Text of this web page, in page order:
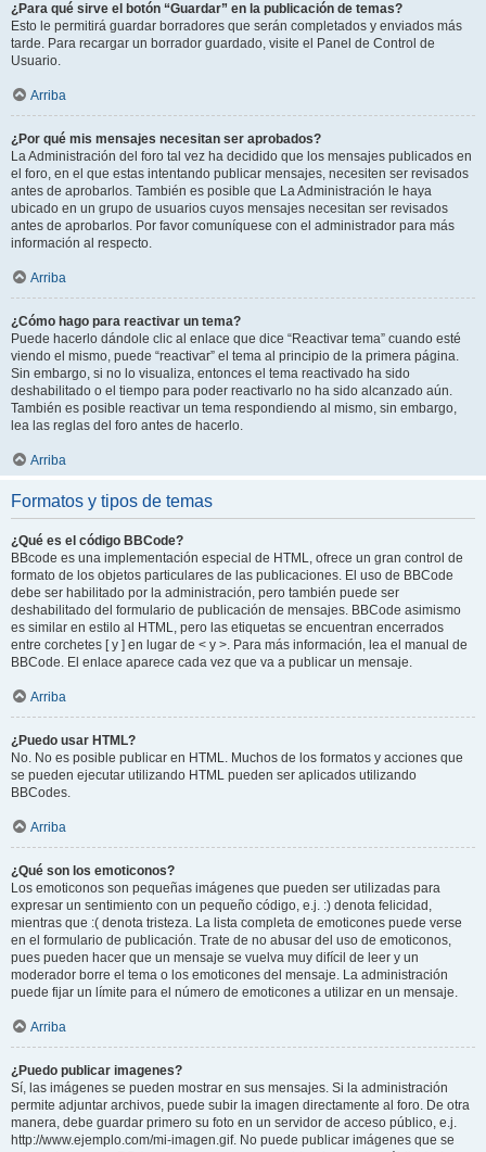
¿Para qué sirve el botón “Guardar” en la publicación de temas?
Esto le permitirá guardar borradores que serán completados y enviados más
tarde. Para recargar un borrador guardado, visite el Panel de Control de
Usuario.
Arriba
¿Por qué mis mensajes necesitan ser aprobados?
La Administración del foro tal vez ha decidido que los mensajes publicados en
el foro, en el que estas intentando publicar mensajes, necesiten ser revisados
antes de aprobarlos. También es posible que La Administración le haya
ubicado en un grupo de usuarios cuyos mensajes necesitan ser revisados
antes de aprobarlos. Por favor comuníquese con el administrador para más
información al respecto.
Arriba
¿Cómo hago para reactivar un tema?
Puede hacerlo dándole clic al enlace que dice “Reactivar tema” cuando esté
viendo el mismo, puede “reactivar” el tema al principio de la primera página.
Sin embargo, si no lo visualiza, entonces el tema reactivado ha sido
deshabilitado o el tiempo para poder reactivarlo no ha sido alcanzado aún.
También es posible reactivar un tema respondiendo al mismo, sin embargo,
lea las reglas del foro antes de hacerlo.
Arriba
Formatos y tipos de temas
¿Qué es el código BBCode?
BBcode es una implementación especial de HTML, ofrece un gran control de
formato de los objetos particulares de las publicaciones. El uso de BBCode
debe ser habilitado por la administración, pero también puede ser
deshabilitado del formulario de publicación de mensajes. BBCode asimismo
es similar en estilo al HTML, pero las etiquetas se encuentran encerrados
entre corchetes [ y ] en lugar de < y >. Para más información, lea el manual de
BBCode. El enlace aparece cada vez que va a publicar un mensaje.
Arriba
¿Puedo usar HTML?
No. No es posible publicar en HTML. Muchos de los formatos y acciones que
se pueden ejecutar utilizando HTML pueden ser aplicados utilizando
BBCodes.
Arriba
¿Qué son los emoticonos?
Los emoticonos son pequeñas imágenes que pueden ser utilizadas para
expresar un sentimiento con un pequeño código, e.j. :) denota felicidad,
mientras que :( denota tristeza. La lista completa de emoticones puede verse
en el formulario de publicación. Trate de no abusar del uso de emoticonos,
pues pueden hacer que un mensaje se vuelva muy difícil de leer y un
moderador borre el tema o los emoticones del mensaje. La administración
puede fijar un límite para el número de emoticones a utilizar en un mensaje.
Arriba
¿Puedo publicar imagenes?
Sí, las imágenes se pueden mostrar en sus mensajes. Si la administración
permite adjuntar archivos, puede subir la imagen directamente al foro. De otra
manera, debe guardar primero su foto en un servidor de acceso público, e.j.
http://www.ejemplo.com/mi-imagen.gif. No puede publicar imágenes que se